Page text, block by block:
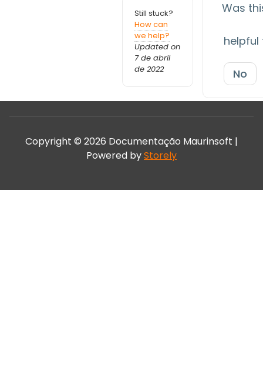
Still stuck?
How can
we help?
Updated on
7 de abril
de 2022
Was
helpful
No
Copyright © 2026 Documentação Maurinsoft |
Powered byStorely